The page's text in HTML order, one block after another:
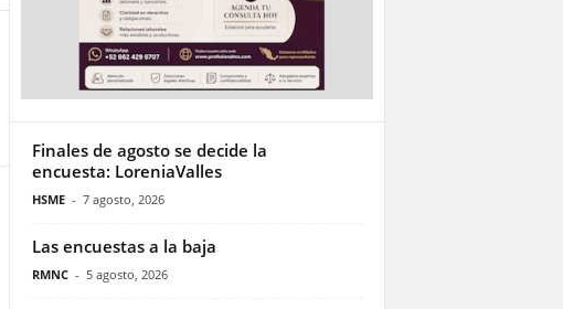
Finales de agosto se decide la
encuesta: LoreniaValles
HSME - 7 agosto, 2026
Las encuestas a la baja
RMNC - 5 agosto, 2026